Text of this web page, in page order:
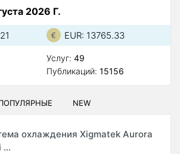
2026 Г.
EUR: 13765.33
Услуг: 49
Публикаций: 15156
NEW
охлаждения Xigmatek Aurora
...